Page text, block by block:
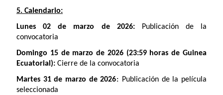
5. Calendario:
Lunes 02 de marzo de 2026:Publicación de la
convocatoria
Domingo 15 de marzo de 2026 (23:59 horas de Guinea
Ecuatorial): Cierre de la convocatoria
Martes 31 de marzo de 2026: Publicación de la película
seleccionada